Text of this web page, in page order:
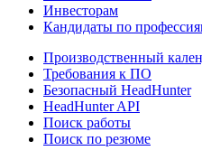
Инвесторам
Кандидаты по
Производственный
Требования к ПО
Безопасный HeadHunter
HeadHunter API
Поиск работы
Поиск по резюме